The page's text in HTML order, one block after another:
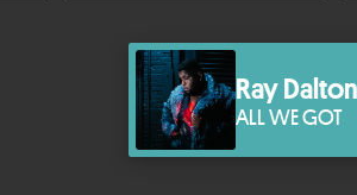
Ray Dalton
ALL WE GOT